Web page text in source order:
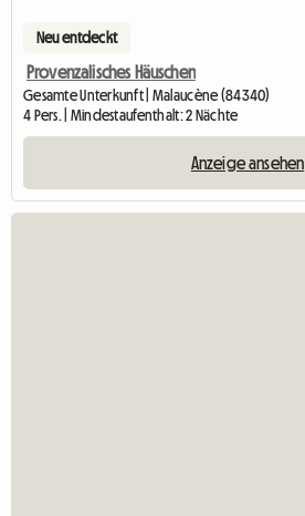
Neu entdeckt
Provenzalisches Häuschen
Gesamte Unterkunft | Malaucène (84340)
4 Pers. | Mindestaufenthalt: 2 Nächte
Anzeige ansehen